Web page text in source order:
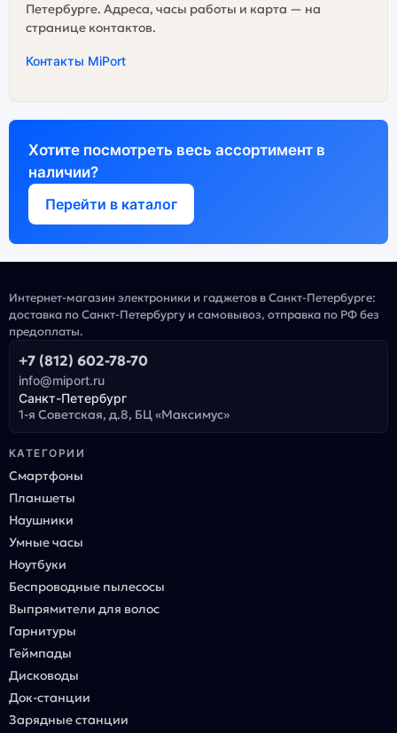
Петербурге. Адреса, часы работы и карта — на
странице контактов.
Контакты MiPort
Хотите посмотреть весь ассортимент в
наличии?
Перейти в каталог
Интернет-магазин электроники и гаджетов в Санкт-Петербурге:
доставка по Санкт-Петербургу и самовывоз, отправка по РФ без
предоплаты.
+7 (812) 602-78-70
info@miport.ru
Санкт-Петербург
1-я Советская, д.8, БЦ «Максимус»
КАТЕГОРИИ
Смартфоны
Планшеты
Наушники
Умные часы
Ноутбуки
Беспроводные пылесосы
Выпрямители для волос
Гарнитуры
Геймпады
Дисководы
Док-станции
Зарядные станции